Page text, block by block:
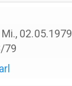
Mi., 02.05.1979
79